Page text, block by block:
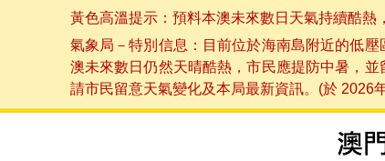
黃色高溫提示：預料本澳未來數日天氣持續酷
氣象局－特別信息：目前位於海南島附近的低
澳未來數日仍然天晴酷熱，市民應提防中暑，
請市民留意天氣變化及本局最新資訊。(於 2026